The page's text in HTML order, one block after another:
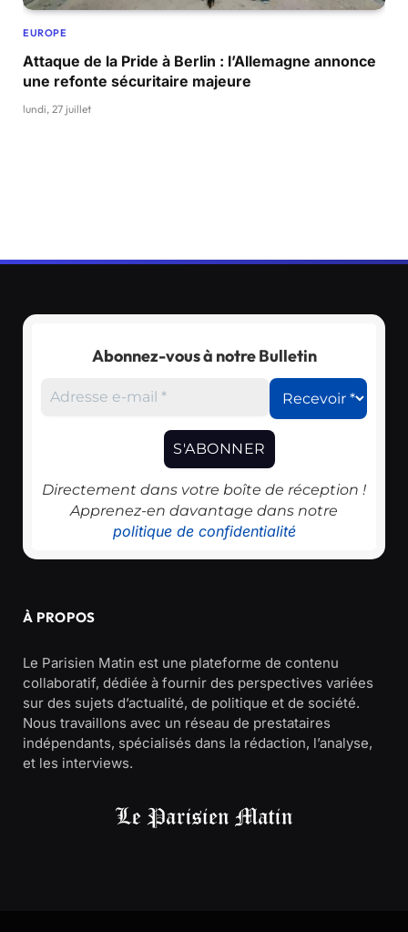
EUROPE
Attaque de la Pride à Berlin : l’Allemagne annonce
une refonte sécuritaire majeure
lundi, 27 juillet
Abonnez-vous à notre Bulletin
Directement dans votre boîte de réception !
Apprenez-en davantage dans notre
politique de confidentialité
À PROPOS
Le Parisien Matin est une plateforme de contenu
collaboratif, dédiée à fournir des perspectives variées
sur des sujets d’actualité, de politique et de société.
Nous travaillons avec un réseau de prestataires
indépendants, spécialisés dans la rédaction, l’analyse,
et les interviews.